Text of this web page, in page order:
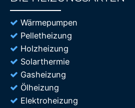
85%
Wärmepumpen
Pelletheizung
Holzheizung
Solarthermie
Gasheizung
Ölheizung
Elektroheizung